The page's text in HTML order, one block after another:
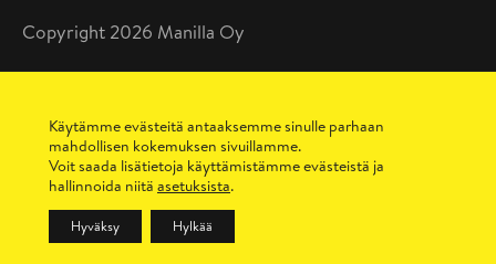
Copyright 2026 Manilla Oy
Tietosuojaseloste
Maksutavat
Sopimusehdot
Käytämme evästeitä antaaksemme sinulle parhaan
mahdollisen kokemuksen sivuillamme.
Voit saada lisätietoja käyttämistämme evästeistä ja
hallinnoida niitä asetuksista.
Hyväksy Hylkää